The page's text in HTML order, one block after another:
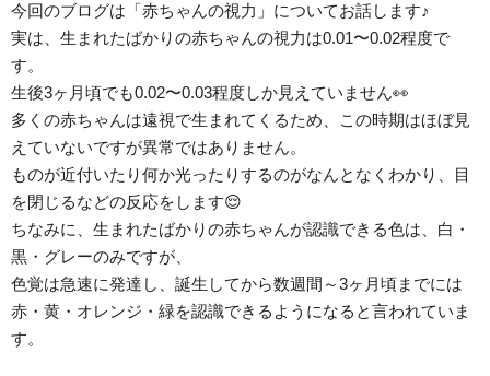
今回のブログは「赤ちゃんの視力」についてお話します♪
実は、生まれたばかりの赤ちゃんの視力は0.01〜0.02程度で
す。
生後3ヶ月頃でも0.02〜0.03程度しか見えていません👀
多くの赤ちゃんは遠視で生まれてくるため、この時期はほぼ見
えていないですが異常ではありません。
ものが近付いたり何か光ったりするのがなんとなくわかり、目
を閉じるなどの反応をします😌
ちなみに、生まれたばかりの赤ちゃんが認識できる色は、白・
黒・グレーのみですが、
色覚は急速に発達し、誕生してから数週間～3ヶ月頃までには
赤・黄・オレンジ・緑を認識できるようになると言われていま
す。